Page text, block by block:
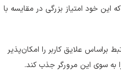
این خود امتیاز بزرگی در مقایسه با
علایق کاربر را امکان‌پذیر
به سوی این مرورگر جذب کند.